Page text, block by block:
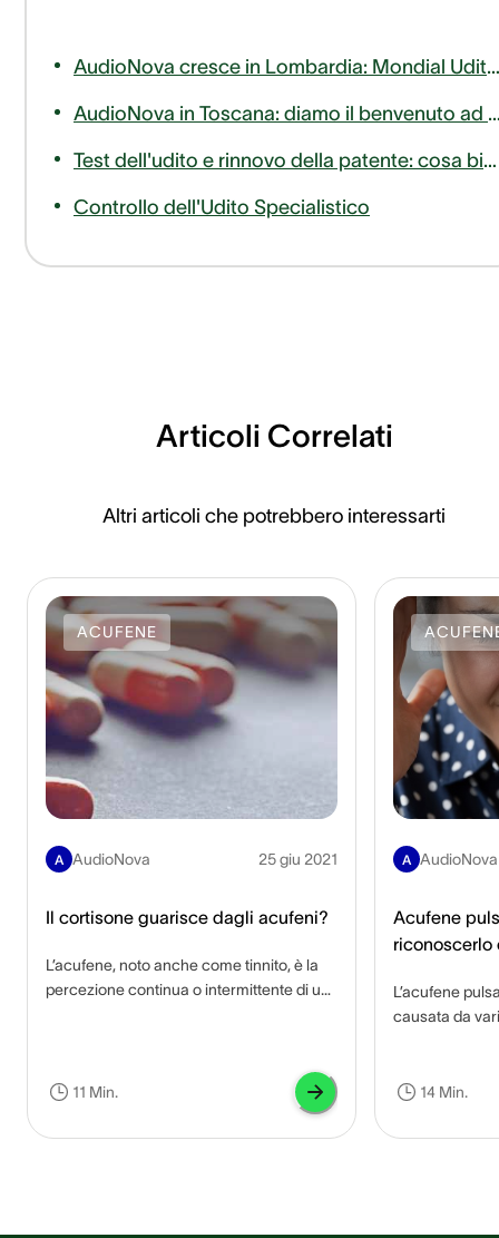
AudioNova cresce in Lombardia: Mondial Udito entra a far parte del nostro gruppo!
AudioNova in Toscana: diamo il benvenuto ad
Test dell'udito e rinnovo della patente: cosa bisogna sapere
Controllo dell'Udito Specialistico
Articoli Correlati
Altri articoli che potrebbero interessarti
ACUFENE
A AudioNova 25 giu 2021
Il cortisone guarisce dagli acufeni?
L’acufene, noto anche come tinnito, è la
percezione continua o intermittente di un
un suono decisamente fastidioso simile a
un fischio o a un ronzio, la cui natura è
essenzialmente soggettiva.
11 Min.
A AudioNova
Acufene
riconoscerlo
L’acufene
causata da
l’acufene
l’acufene
14 Min.